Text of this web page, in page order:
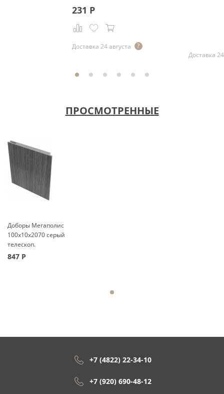
231 Р
Доставка 24 августа
Доставка
ПРОСМОТРЕННЫЕ
Доборы Мегаполис
100x10x2070 серый
телескоп.
847 Р
+7 (4822) 22-34-10
+7 (920) 690-48-12